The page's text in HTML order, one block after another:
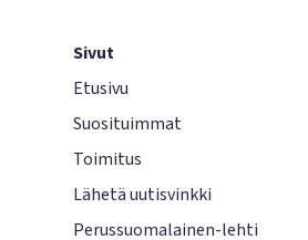
Sivut
Etusivu
Suosituimmat
Toimitus
Lähetä uutisvinkki
Perussuomalainen-lehti